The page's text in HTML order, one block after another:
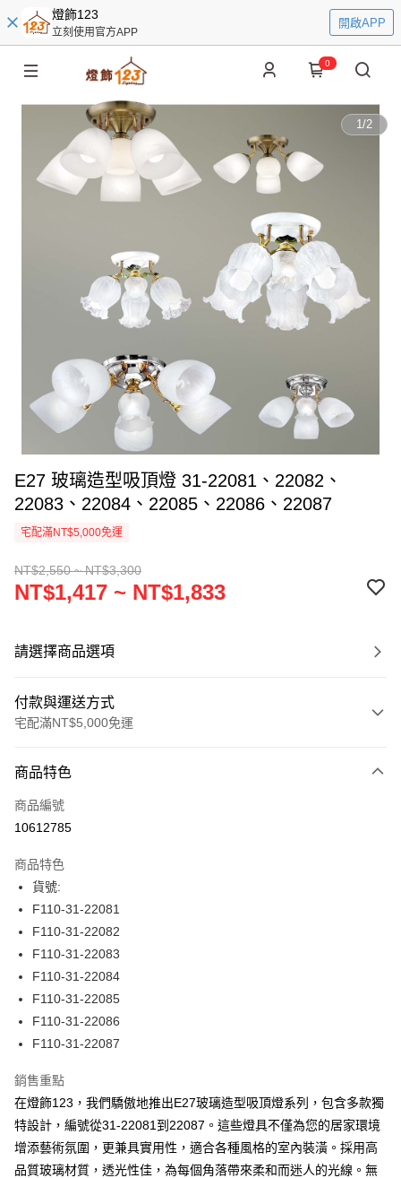
燈飾123
立刻使用官方APP
開啟APP
0
1/2
E27 玻璃造型吸頂燈 31-22081、22082、
22083、22084、22085、22086、22087
宅配滿NT$5,000免運
NT$2,550 ~ NT$3,300
NT$1,417 ~ NT$1,833
請選擇商品選項
付款與運送方式
宅配滿NT$5,000免運
信用卡一次付款
LINE Pay
街口支付
悠遊付
全盈+PAY
AFTEE先享後付
相關說明
【關於「AFTEE先享後付」】
AFTEE先享後付是「在收到商品之後才付款」的支付方式。 讓您購物簡單
１．簡單：不需註冊會員、不需綁卡、不需儲值。
２．便利：只要手機號碼，簡訊認證，即可結帳。
３．安心：先確認商品／服務後，再付款。
１．於結帳方式選擇「AFTEE先享後付」後，將跳轉至「AFTEE先享後付」
結帳頁面，進行簡訊認證並確認金額後，即可完成結帳。
ATM付款
運送方式
宅配
每筆NT$180，滿NT$5,000(含以上)免運費
商品特色
商品編號
10612785
商品特色
貨號:
F110-31-22081
F110-31-22082
F110-31-22083
F110-31-22084
F110-31-22085
F110-31-22086
F110-31-22087
銷售重點
在燈飾123，我們驕傲地推出E27玻璃造型吸頂燈系列，包含多款獨
特設計，編號從31-22081到22087。這些燈具不僅為您的居家環境
增添藝術氛圍，更兼具實用性，適合各種風格的室內裝潢。採用高
品質玻璃材質，透光性佳，為每個角落帶來柔和而迷人的光線。無